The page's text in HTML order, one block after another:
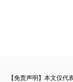
【免责声明】本文仅